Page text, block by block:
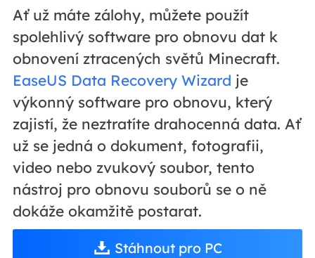
Ať už máte zálohy, můžete použít
spolehlivý software pro obnovu dat k
obnovení ztracených světů Minecraft.
EaseUS Data Recovery Wizard je
výkonný software pro obnovu, který
zajistí, že neztratíte drahocenná data. Ať
už se jedná o dokument, fotografii,
video nebo zvukový soubor, tento
nástroj pro obnovu souborů se o ně
dokáže okamžitě postarat.
Stáhnout pro PC